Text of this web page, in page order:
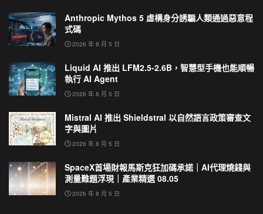
Anthropic Mythos 5 虛構身分誘騙人類通過惡意程
式碼
2026 年 8 月 5 日
Liquid AI 推出 LFM2.5-2.6B，智慧型手機也能順暢
執行 AI Agent
2026 年 8 月 5 日
Mistral AI 推出 Shieldstral 以自然語言政策審查文
字與圖片
2026 年 8 月 5 日
SpaceX首場財報馬斯克狂加碼承諾｜AI代理燒錢與
測量難題浮現｜產業精選 08.05
2026 年 8 月 5 日